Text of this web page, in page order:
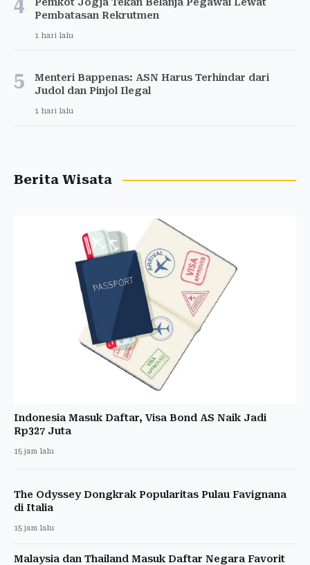
4
Pemkot Jogja Tekan Belanja Pegawai Lewat
Pembatasan Rekrutmen
1 hari lalu
5
Menteri Bappenas: ASN Harus Terhindar dari
Judol dan Pinjol Ilegal
1 hari lalu
Berita Wisata
Indonesia Masuk Daftar, Visa Bond AS Naik Jadi
Rp327 Juta
15 jam lalu
The Odyssey Dongkrak Popularitas Pulau Favignana
di Italia
15 jam lalu
Malaysia dan Thailand Masuk Daftar Negara Favorit